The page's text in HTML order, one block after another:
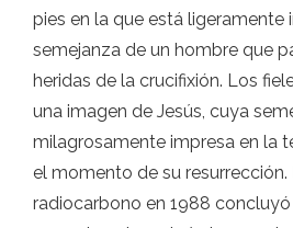
pies en la que está ligeramente
semejanza de un hombre que
heridas de la crucifixión. Los
una imagen de Jesús, cuya
milagrosamente impresa en la
el momento de su
radiocarbono en 1988